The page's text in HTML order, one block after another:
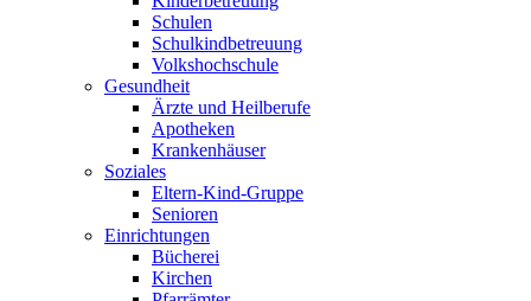
Schulen
Schulkindbetreuung
Volkshochschule
Gesundheit
Ärzte und Heilberufe
Apotheken
Krankenhäuser
Soziales
Eltern-Kind-Gruppe
Senioren
Einrichtungen
Bücherei
Kirchen